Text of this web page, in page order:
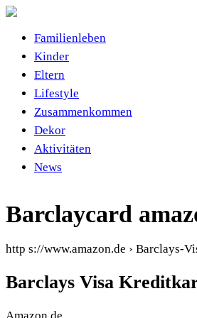
Familienleben
Kinder
Eltern
Lifestyle
Zusammenkommen
Dekor
Aktivitäten
News
Barclaycard
http s://www.amazon.de › Barclays-
Barclays Visa